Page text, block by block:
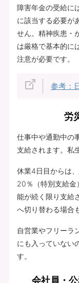
障害年金の受給に
に該当する必要が
せん。精神疾患・
は厳格で基本的に
注意が必要です。
参考：
労
仕事中や通勤中の
支給されます。私
休業4日目からは
20％（特別支給金
能が続く限り支給
へ切り替わる場合
自営業やフリーラ
にも入っていない
す。
会社員・